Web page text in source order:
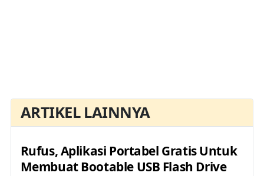
ARTIKEL LAINNYA
Rufus, Aplikasi Portabel Gratis Untuk
Membuat Bootable USB Flash Drive